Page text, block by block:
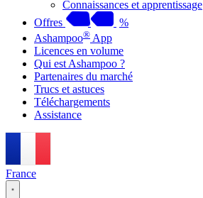
Connaissances et apprentissage
Offres
%
Ashampoo® App
Licences en volume
Qui est Ashampoo ?
Partenaires du marché
Trucs et astuces
Téléchargements
Assistance
France